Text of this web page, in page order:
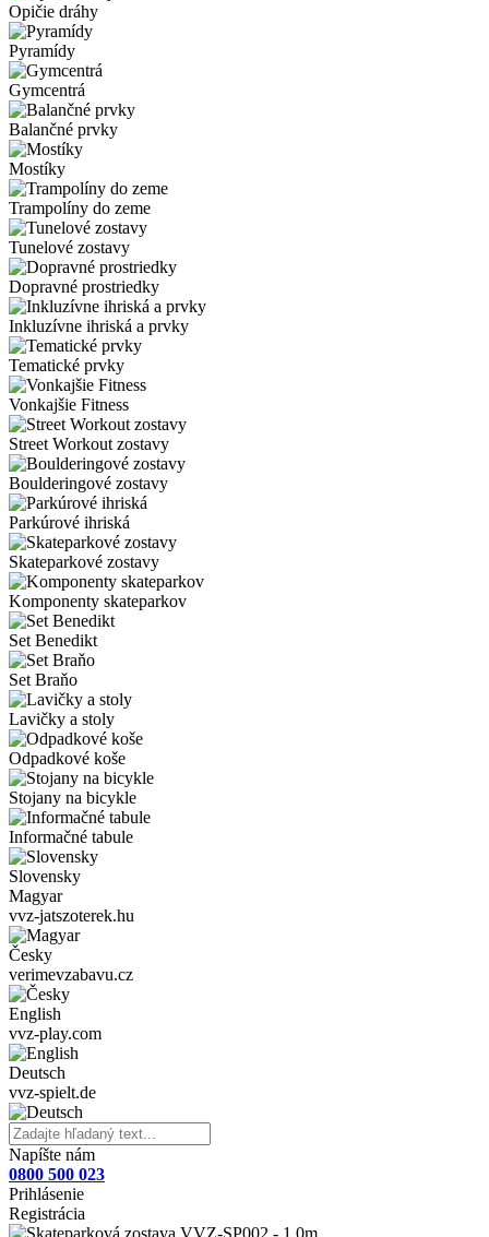
Opičie dráhy
Pyramídy
Gymcentrá
Balančné prvky
Mostíky
Trampolíny do zeme
Tunelové zostavy
Dopravné prostriedky
Inkluzívne ihriská a prvky
Tematické prvky
Vonkajšie Fitness
Street Workout zostavy
Boulderingové zostavy
Parkúrové ihriská
Skateparkové zostavy
Komponenty skateparkov
Set Benedikt
Set Braňo
Lavičky a stoly
Odpadkové koše
Stojany na bicykle
Informačné tabule
Slovensky
Magyar
vvz-jatszoterek.hu
Česky
verimevzabavu.cz
English
vvz-play.com
Deutsch
vvz-spielt.de
Napíšte nám
0800 500 023
Prihlásenie
Registrácia